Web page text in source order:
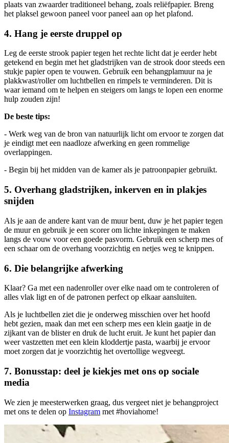
plaats van zwaarder traditioneel behang, zoals reliëfpapier. Breng
het plaksel gewoon paneel voor paneel aan op het plafond.
4. Hang je eerste druppel op
Leg de eerste strook papier tegen het rechte licht dat je eerder hebt
getekend en begin met het gladstrijken van de strook door steeds een
stukje papier open te vouwen. Gebruik een behangplamuur na je
plakkwast/roller om luchtbellen en rimpels te verminderen. Dit is
waar iemand om te helpen en steigers om langs te lopen een enorme
hulp zouden zijn!
De beste tips:
- Werk weg van de bron van natuurlijk licht om ervoor te zorgen dat
je eindigt met een naadloze afwerking en geen rommelige
overlappingen.
- Begin bij het midden van de kamer als je patroonpapier gebruikt.
5. Overhang gladstrijken, inkerven en in plakjes
snijden
Als je aan de andere kant van de muur bent, duw je het papier tegen
de muur en gebruik je een scorer om lichte inkepingen te maken
langs de vouw voor een goede pasvorm. Gebruik een scherp mes of
een schaar om de overhang voorzichtig en netjes weg te knippen.
6. Die belangrijke afwerking
Klaar? Ga met een nadenroller over elke naad om te controleren of
alles vlak ligt en of de patronen perfect op elkaar aansluiten.
Als je luchtbellen ziet die je onderweg misschien over het hoofd
hebt gezien, maak dan met een scherp mes een klein gaatje in de
zijkant van de blister en druk de lucht eruit. Je kunt het papier dan
weer vastzetten met een klein kloddertje pasta, waarbij je ervoor
moet zorgen dat je voorzichtig het overtollige wegveegt.
7. Bonusstap: deel je kiekjes met ons op sociale
media
We zien je meesterwerken graag, dus vergeet niet je behangproject
met ons te delen op Instagram met #hoviahome!